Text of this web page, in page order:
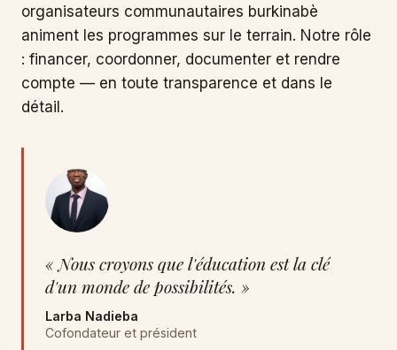
organisateurs communautaires burkinabè
animent les programmes sur le terrain. Notre rôle
: financer, coordonner, documenter et rendre
compte — en toute transparence et dans le
détail.
« Nous croyons que l'éducation est la clé
d'un monde de possibilités. »
Larba Nadieba
Cofondateur et président